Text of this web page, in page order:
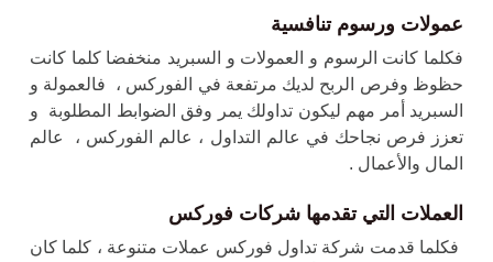
عمولات ورسوم تنافسية
فكلما كانت الرسوم و العمولات و السبريد منخفضا كلما كانت
حظوظ وفرص الربح لديك مرتفعة في الفوركس ، فالعمولة و
السبريد أمر مهم ليكون تداولك يمر وفق الضوابط المطلوبة و
تعزز فرص نجاحك في عالم التداول ، عالم الفوركس ، عالم
المال والأعمال .
العملات التي تقدمها شركات فوركس
فكلما قدمت شركة تداول فوركس عملات متنوعة ، كلما كان